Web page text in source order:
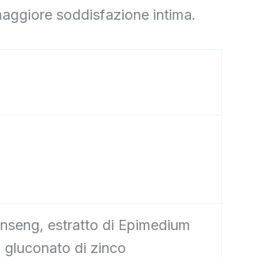
soddisfazione intima.
estratto di Epimedium
gluconato di zinco